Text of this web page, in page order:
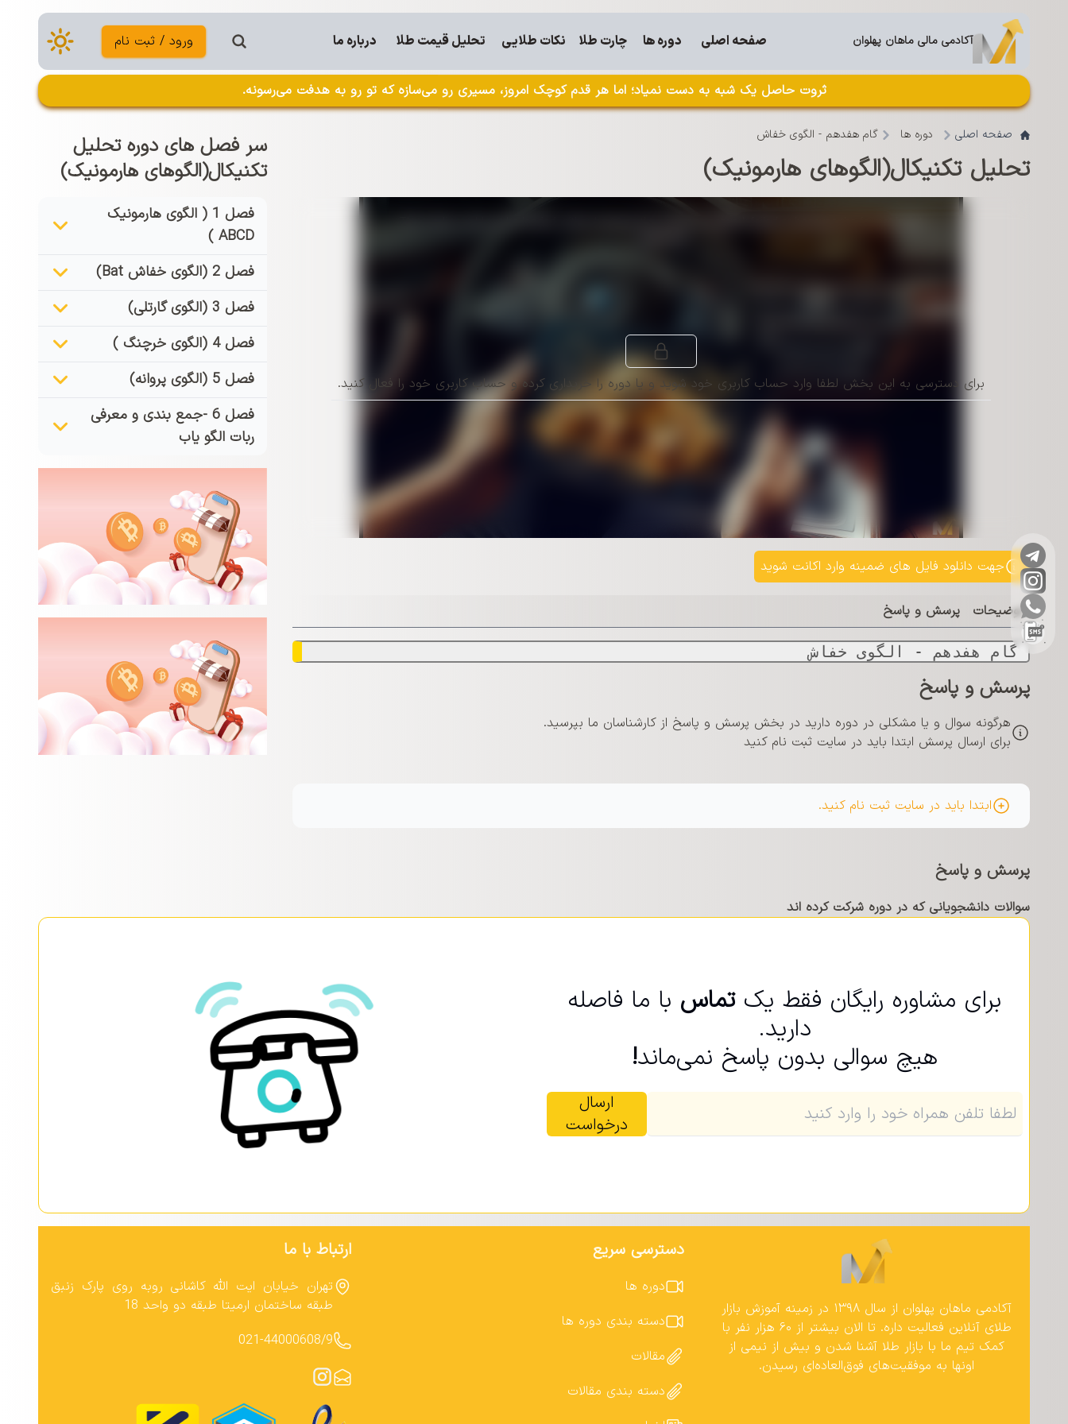
آکادمی مالی ماهان پهلوان صفحه اصلی دوره ها چارت طلا نکات طلایی تحلیل قیمت طلا درباره ما ورود / ثبت نام
ثروت حاصل یک شبه به دست نمیاد؛ اما هر قدم کوچک امروز، مسیری رو می‌سازه که تو رو به هدفت می‌رسونه.
صفحه اصلی دوره ها گام ھفدھم - الگوی خفاش
تحلیل تکنیکال(الگوهای هارمونیک)
This
برای دسترسی به این بخش لطفا وارد حساب کاربری خود شوید و یا دوره را خریداری کرده و حساب کاربری خود را فعال کنید.
جهت دانلود فایل های ضمینه وارد اکانت شوید
توضیحات پرسش و پاسخ
گام ھفدھم - الگوی خفاش
پرسش و پاسخ
هرگونه سوال و یا مشکلی در دوره دارید در بخش پرسش و پاسخ از کارشناسان ما بپرسید.
برای ارسال پرسش ابتدا باید در سایت ثبت نام کنید
ابتدا باید در سایت ثبت نام کنید.
پرسش و پاسخ
سوالات دانشجویانی که در دوره شرکت کرده اند
سر فصل های دوره تحلیل
تکنیکال(الگوهای هارمونیک)
فصل 1 ( الگوی هارمونیک
ABCD )
فصل 2 (الگوی خفاش Bat)
فصل 3 (الگوی گارتلی)
فصل 4 (الگوی خرچنگ )
فصل 5 (الگوی پروانه)
فصل 6 -جمع بندی و معرفی
ربات الگو یاب
برای مشاوره رایگان فقط یکتماس با ما فاصله
دارید.
هیچ سوالی بدون پاسخ نمی‌ماند!
ارسال
درخواست
آکادمی ماهان پهلوان از سال ۱۳۹۸ در زمینه آموزش بازار
طلای آنلاین فعالیت داره. تا الان بیشتر از ۶۰ هزار نفر با
کمک تیم ما با بازار طلا آشنا شدن و بیش از نیمی از
اونها به موفقیت‌های فوق‌العاده‌ای رسیدن.
دسترسی سریع
دوره ها
دسته بندی دوره ها
مقالات
دسته بندی مقالات
ارتباط با ما
تهران خیابان ایت الله کاشانی روبه روی پارک زنبق
طبقه ساختمان ارمیتا طبقه دو واحد 18
021-44000608/9